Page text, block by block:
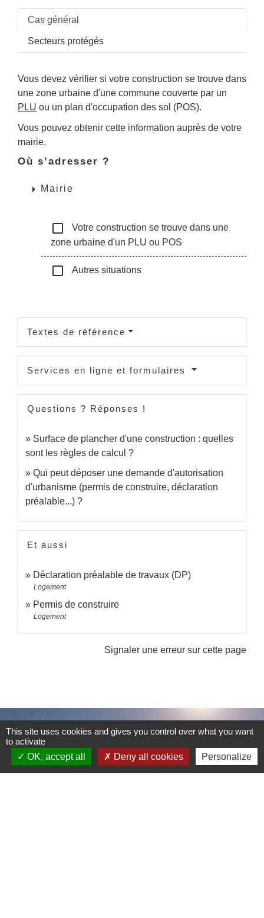
Cas général
Secteurs protégés
Vous devez vérifier si votre construction se trouve dans
une zone urbaine d'une commune couverte par un
PLU ou un plan d'occupation des sol (POS).
Vous pouvez obtenir cette information auprès de votre
mairie.
Où s’adresser ?
arrow_right Mairie
check_box_outline_blank
Votre construction se trouve dans une
zone urbaine d'un PLU ou POS
check_box_outline_blank Autres situations
Textes de référence
Services en ligne et formulaires
Questions ? Réponses !
Surface de plancher d'une construction : quelles
sont les règles de calcul ?
Qui peut déposer une demande d'autorisation
d'urbanisme (permis de construire, déclaration
préalable...) ?
Et aussi
Déclaration préalable de travaux (DP)
Logement
Permis de construire
Logement
Signaler une erreur sur cette page
Contacts
58 rue de Châteauvieux
69440 Sainte-Catherine - FRANCE
This site uses cookies and gives you control over what you want
to activate
OK, accept all
Deny all cookies Personalize